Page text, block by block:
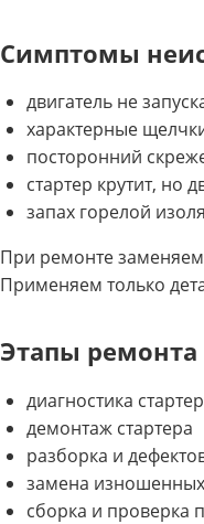
Симптомы
двигатель не
характерные
посторонний
стартер крутит, но
запах горелой
При ремонте
Применяем только
Этапы ремонта
диагностика
демонтаж стартера
разборка и
замена
сборка и проверка